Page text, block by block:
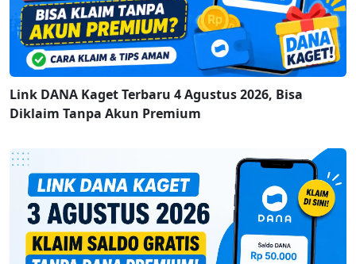
Link DANA Kaget Terbaru 4 Agustus 2026, Bisa
Diklaim Tanpa Akun Premium